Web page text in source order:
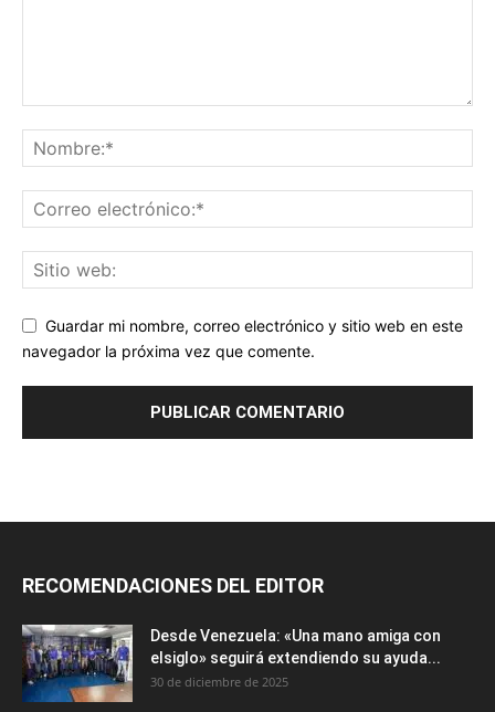
Guardar mi nombre, correo electrónico y sitio web en este
navegador la próxima vez que comente.
RECOMENDACIONES DEL EDITOR
Desde Venezuela: «Una mano amiga con
elsiglo» seguirá extendiendo su ayuda...
30 de diciembre de 2025